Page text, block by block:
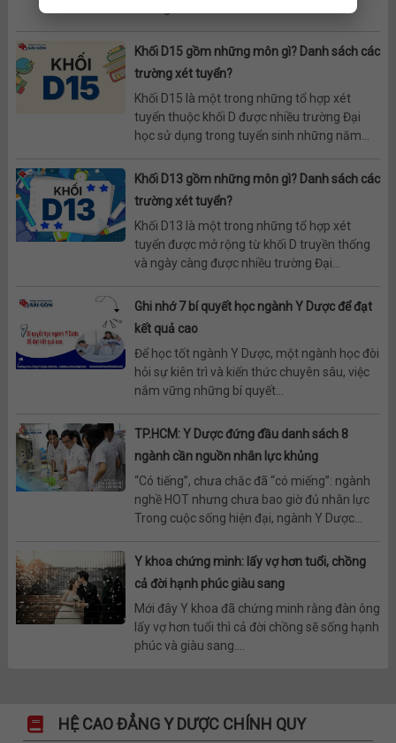
Khối D15 gồm những môn gì? Danh sách các
trường xét tuyển?
Khối D15 là một trong những tổ hợp xét
tuyển thuộc khối D được nhiều trường Đại
học sử dụng trong tuyển sinh những năm...
Khối D13 gồm những môn gì? Danh sách các
trường xét tuyển?
Khối D13 là một trong những tổ hợp xét
tuyển được mở rộng từ khối D truyền thống
và ngày càng được nhiều trường Đại...
Ghi nhớ 7 bí quyết học ngành Y Dược để đạt
kết quả cao
Để học tốt ngành Y Dược, một ngành học đòi
hỏi sự kiên trì và kiến thức chuyên sâu, việc
nắm vững những bí quyết...
TP.HCM: Y Dược đứng đầu danh sách 8
ngành cần nguồn nhân lực khủng
“Có tiếng”, chưa chắc đã “có miếng”: ngành
nghề HOT nhưng chưa bao giờ đủ nhân lực
Trong cuộc sống hiện đại, ngành Y Dược...
Y khoa chứng minh: lấy vợ hơn tuổi, chồng
cả đời hạnh phúc giàu sang
Mới đây Y khoa đã chứng minh rằng đàn ông
lấy vợ hơn tuổi thì cả đời chồng sẽ sống hạnh
phúc và giàu sang....
HỆ CAO ĐẲNG Y DƯỢC CHÍNH QUY